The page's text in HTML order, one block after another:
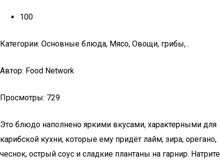
100
Категории: Основные блюда, Мясо, Овощи, грибы, .
Автор: Food Network
Просмотры: 729
Это блюдо наполнено яркими вкусами, характерными для
карибской кухни, которые ему придёт лайм, зира, орегано,
чеснок, острый соус и сладкие плантаны на гарнир. Натрите